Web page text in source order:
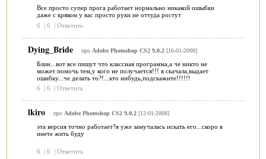
Все просто супер прога работает нормально никакой ошыбки
даже с кряком у вас просто руки не оттуда ростут
6
| 6 | Ответить
Dying_Bride про Adobe Photoshop CS2 9.0.2[16-01-2008]
Блин...вот все пишут что классная программа,а че никто не
может помочь тем,у кого не получается!!! я скачала,выдает
ошибку...че делать то?!...кто нибудь,подскажите!!!!!!
6
| 6 | Ответить
lkiro про Adobe Photoshop CS2 9.0.2[12-01-2008]
эта версия точно работает?я уже замучалась искать его...скоро в
инете жить буду
6 | 6 | Ответить